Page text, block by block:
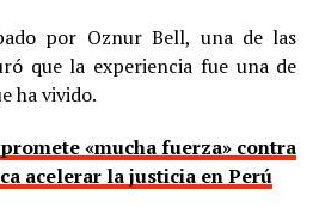
por Oznur Bell, una de las
que la experiencia fue una de
ha vivido.
«mucha fuerza» contra
acelerar la justicia en Perú